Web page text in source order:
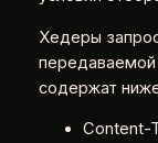
Хедеры
содержат
Content-